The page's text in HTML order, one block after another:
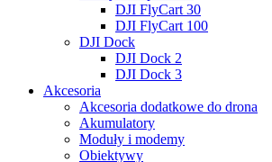
DJI FlyCart 30
DJI FlyCart 100
DJI Dock
DJI Dock 2
DJI Dock 3
Akcesoria
Akcesoria dodatkowe do drona
Akumulatory
Moduły i modemy
Obiektywy